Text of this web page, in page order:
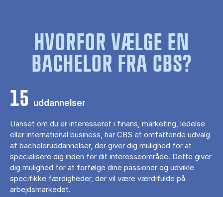
HVORFOR VÆLGE EN
BACHELOR FRA CBS?
15 uddannelser
Uanset om du er interesseret i finans, marketing, ledelse
eller international business, har CBS et omfattende udvalg
af bacheloruddannelser, der giver dig mulighed for at
specialisere dig inden for dit interesseområde. Dette giver
dig mulighed for at forfølge dine passioner og udvikle
specifikke færdigheder, der vil være værdifulde på
arbejdsmarkedet.